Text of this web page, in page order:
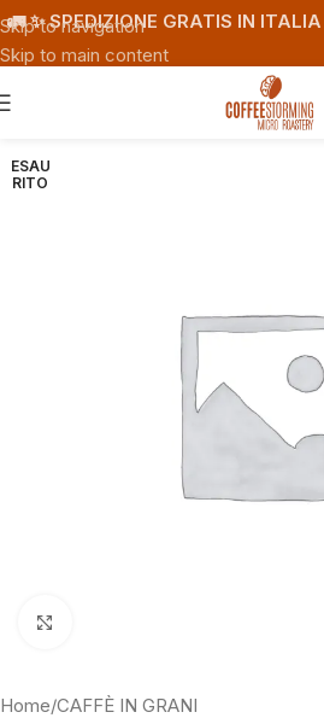
Skip to navigation
Skip to main content
🚛 ✨ SPEDIZIONE GRATIS IN
ESAU
RITO
Home/CAFFÈ IN GRANI